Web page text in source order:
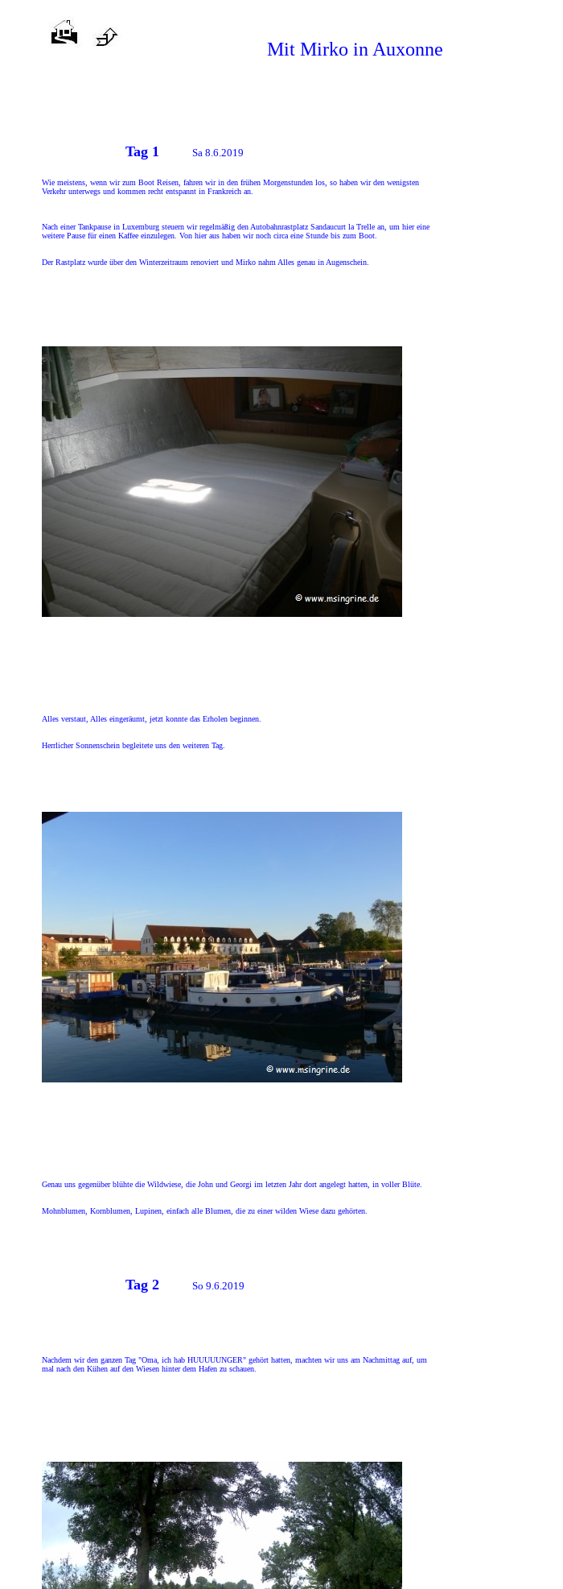
Mit Mirko in Auxonne
Tag 1 Sa 8.6.2019
Wie meistens, wenn wir zum Boot Reisen, fahren wir in den frühen Morgenstunden los, so haben wir den wenigsten
Verkehr unterwegs und kommen recht entspannt in Frankreich an.
Nach einer Tankpause in Luxemburg steuern wir regelmäßig den Autobahnrastplatz Sandaucurt la Trelle an, um hier eine
weitere Pause für einen Kaffee einzulegen. Von hier aus haben wir noch circa eine Stunde bis zum Boot.
Der Rastplatz wurde über den Winterzeitraum renoviert und Mirko nahm Alles genau in Augenschein.
Alles verstaut, Alles eingeräumt, jetzt konnte das Erholen beginnen.
Herrlicher Sonnenschein begleitete uns den weiteren Tag.
Genau uns gegenüber blühte die Wildwiese, die John und Georgi im letzten Jahr dort angelegt hatten, in voller Blüte.
Mohnblumen, Kornblumen, Lupinen, einfach alle Blumen, die zu einer wilden Wiese dazu gehörten.
Tag 2 So 9.6.2019
Nachdem wir den ganzen Tag "Oma, ich hab HUUUUUNGER" gehört hatten, machten wir uns am Nachmittag auf, um
mal nach den Kühen auf den Wiesen hinter dem Hafen zu schauen.